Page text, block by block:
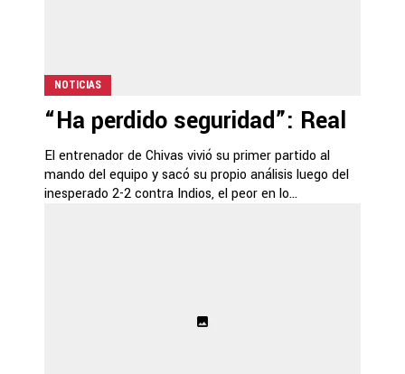
NOTICIAS
“Ha perdido seguridad”: Real
El entrenador de Chivas vivió su primer partido al
mando del equipo y sacó su propio análisis luego del
inesperado 2-2 contra Indios, el peor en lo...